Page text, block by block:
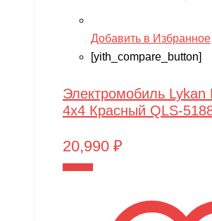
Добавить в Избранное
[yith_compare_button]
Электромобиль Lykan
4х4 Красный QLS-
20,990 ₽